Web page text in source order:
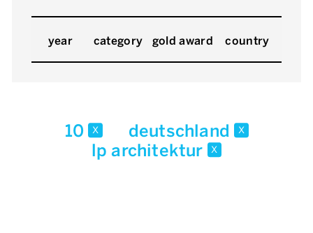
year category gold award country
10 x deutschland x
lp architektur x